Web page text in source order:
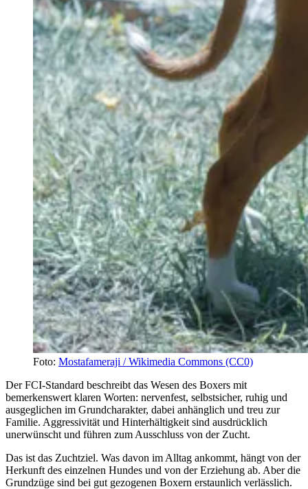
Foto: Mostafameraji / Wikimedia Commons (CC0)
Der FCI-Standard beschreibt das Wesen des Boxers mit
bemerkenswert klaren Worten: nervenfest, selbstsicher, ruhig und
ausgeglichen im Grundcharakter, dabei anhänglich und treu zur
Familie. Aggressivität und Hinterhältigkeit sind ausdrücklich
unerwünscht und führen zum Ausschluss von der Zucht.
Das ist das Zuchtziel. Was davon im Alltag ankommt, hängt von der
Herkunft des einzelnen Hundes und von der Erziehung ab. Aber die
Grundzüge sind bei gut gezogenen Boxern erstaunlich verlässlich.